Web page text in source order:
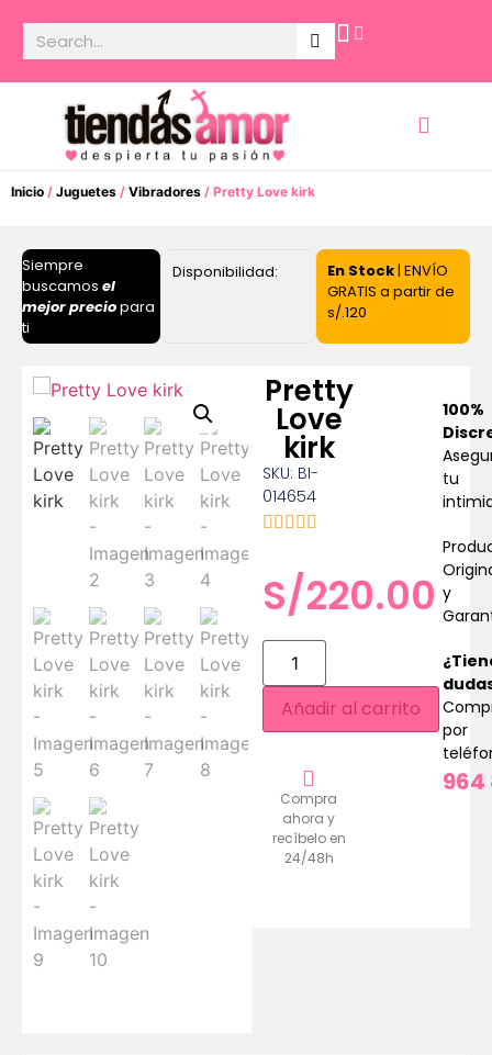
Inicio / Juguetes / Vibradores / Pretty Love kirk
Siempre
buscamos el
mejor preciopara
ti
Disponibilidad: En Stock| ENVÍO
GRATIS a partir de
s/.120
Pretty
Love
kirk
SKU: BI-
014654
S/220.00
Añadir al carrito
Compra
ahora y
recíbelo en
24/48h
100%
tu
y
por
964